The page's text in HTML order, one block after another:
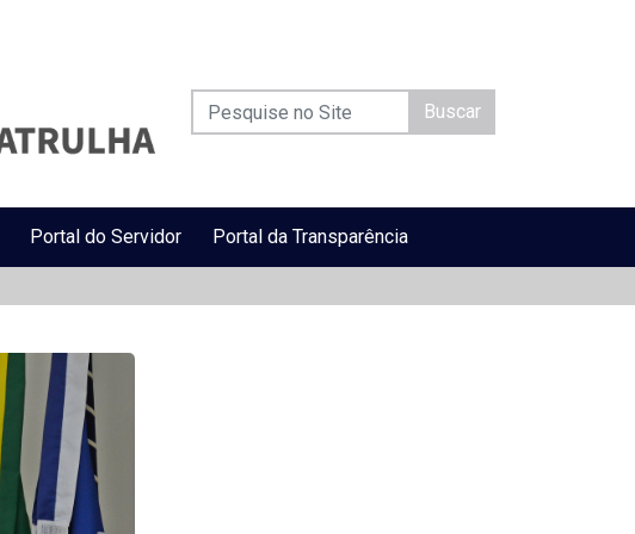
Buscar
Portal do Servidor Portal da Transparência